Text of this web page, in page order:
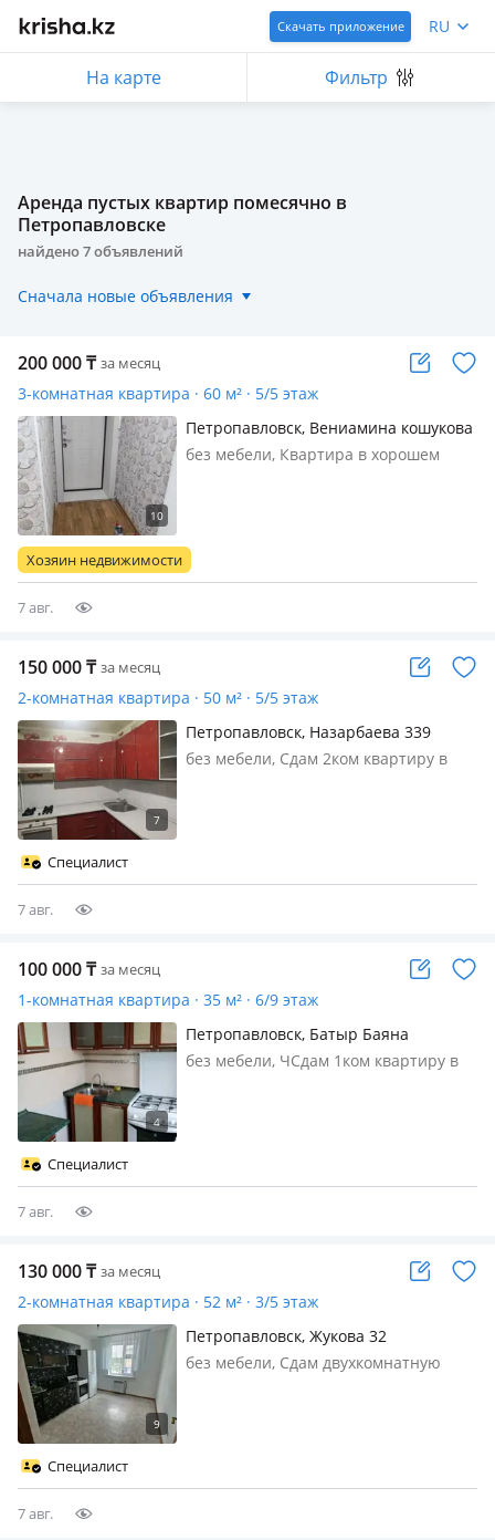
Скачать приложение RU
На карте Фильтр
Аренда пустых квартир помесячно в
Петропавловске
найдено7объявлений
Сначала новые объявления
200 000₸ за месяц
3-комнатная квартира · 60 м² · 5/5 этаж
Петропавловск, Вениамина кошукова
6
без мебели, Квартира в хорошем
Хозяин недвижимости
7 авг.
150 000₸ за месяц
2-комнатная квартира · 50 м² · 5/5 этаж
Петропавловск, Назарбаева 339
без мебели, Сдам 2ком квартиру в
Специалист
7 авг.
100 000₸ за месяц
1-комнатная квартира · 35 м² · 6/9 этаж
Петропавловск, Батыр Баяна
без мебели, ЧСдам 1ком квартиру в
Специалист
7 авг.
130 000₸ за месяц
2-комнатная квартира · 52 м² · 3/5 этаж
Петропавловск, Жукова 32
без мебели, Сдам двухкомнатную
по всем вопросам звоните или
Специалист
7 авг.